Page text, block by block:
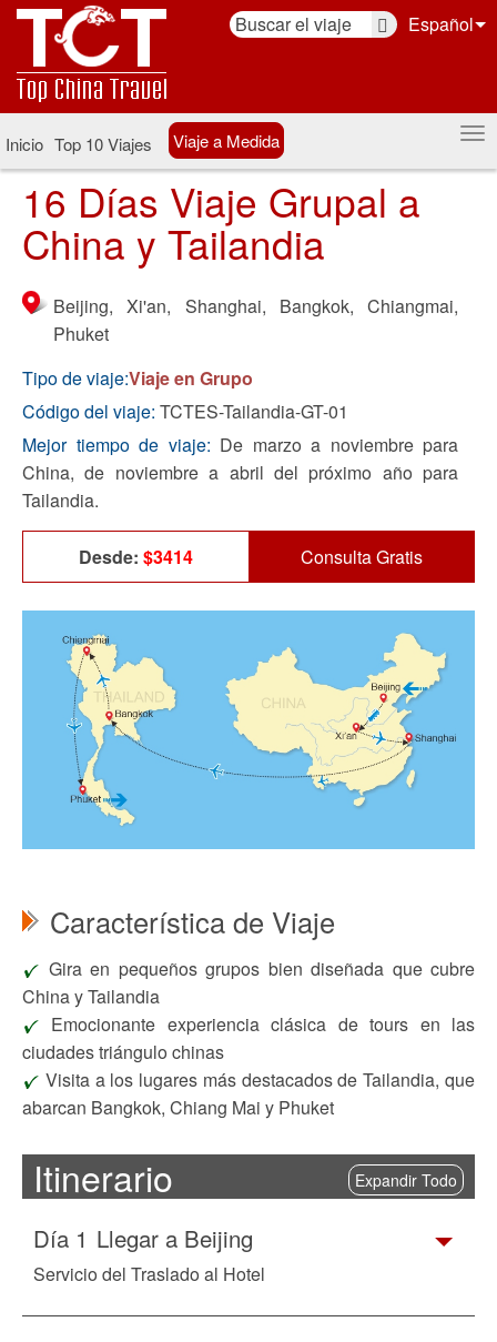
Español
Inicio Top 10 Viajes Viaje a Medida
16 Días Viaje Grupal a
China y Tailandia
Beijing, Xi'an, Shanghai, Bangkok, Chiangmai,
Phuket
Tipo de viaje:Viaje en Grupo
Código del viaje: TCTES-Tailandia-GT-01
Mejor tiempo de viaje: De marzo a noviembre para
China, de noviembre a abril del próximo año para
Tailandia.
Desde: $3414 Consulta Gratis
Característica de Viaje
Gira en pequeños grupos bien diseñada que cubre
China y Tailandia
Emocionante experiencia clásica de tours en las
ciudades triángulo chinas
Visita a los lugares más destacados de Tailandia, que
abarcan Bangkok, Chiang Mai y Phuket
Itinerario Expandir Todo
Día 1 Llegar a Beijing
Servicio del Traslado al Hotel